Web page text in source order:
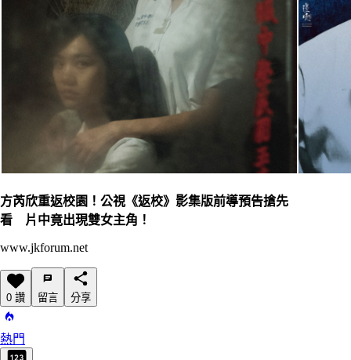
方芮欣重返校園！公視《返校》影集版前導預告搶先
看 片中竟出現雙女主角！
www.jkforum.net
0 讚 留言 分享
熱門